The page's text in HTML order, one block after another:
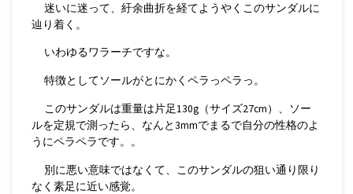
迷いに迷って、紆余曲折を経てようやくこのサンダルに
辿り着く。
いわゆるワラーチですな。
特徴としてソールがとにかくペラっペラっ。
このサンダルは重量は片足130g（サイズ27cm）、ソー
ルを定規で測ったら、なんと3mmでまるで自分の性格のよ
うにペラペラです。。
別に悪い意味ではなくて、このサンダルの狙い通り限り
なく素足に近い感覚。